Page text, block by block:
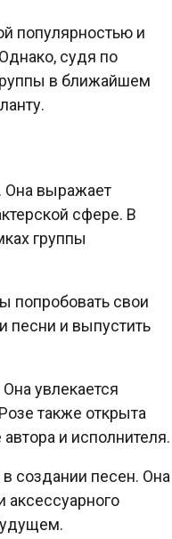
популярностью и
судя по
в ближайшем
Она выражает
сфере. В
группы
попробовать свои
песни и выпустить
увлекается
также открыта
и исполнителя.
в создании песен. Она
аксессуарного